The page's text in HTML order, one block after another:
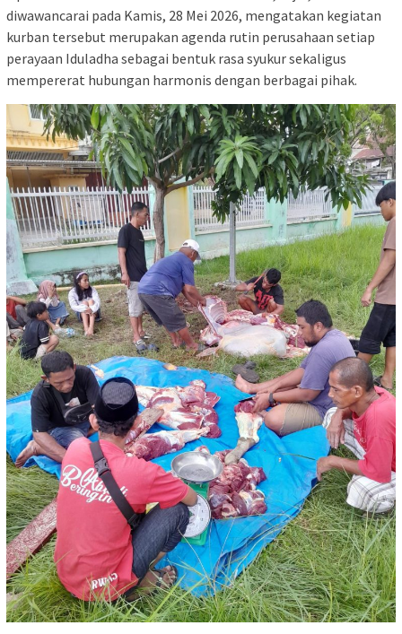
diwawancarai pada Kamis, 28 Mei 2026, mengatakan kegiatan
kurban tersebut merupakan agenda rutin perusahaan setiap
perayaan Iduladha sebagai bentuk rasa syukur sekaligus
mempererat hubungan harmonis dengan berbagai pihak.